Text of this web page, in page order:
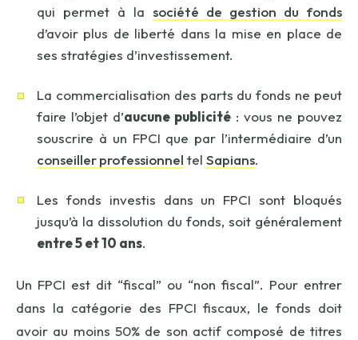
qui permet à la société de gestion du fonds
d’avoir plus de liberté dans la mise en place de
ses stratégies d’investissement.
La commercialisation des parts du fonds ne peut
faire l’objet d’aucune publicité : vous ne pouvez
souscrire à un FPCI que par l’intermédiaire d’un
conseiller professionnel tel Sapians.
Les fonds investis dans un FPCI sont bloqués
jusqu’à la dissolution du fonds, soit généralement
entre 5 et 10 ans.
Un FPCI est dit “fiscal” ou “non fiscal”. Pour entrer
dans la catégorie des FPCI fiscaux, le fonds doit
avoir au moins 50% de son actif composé de titres